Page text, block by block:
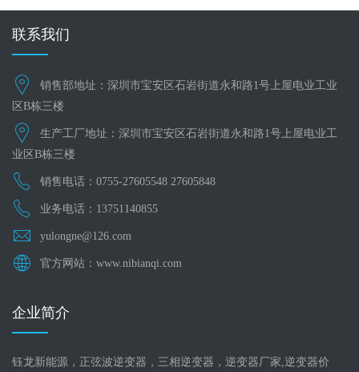
联系我们
销售部地址：深圳市宝安区石岩街道永和路1号上屋电业工业
区B栋三楼
生产工厂地址：深圳市宝安区石岩街道永和路1号上屋电业工
业区B栋三楼
销售电话：0755-27605548 27605848
业务电话：13751140855
yulongne@126.com
官方网站：www.nibianqi.com
企业简介
钰龙新能源，正弦波逆变器，三相逆变器，逆变器厂家,逆变器价